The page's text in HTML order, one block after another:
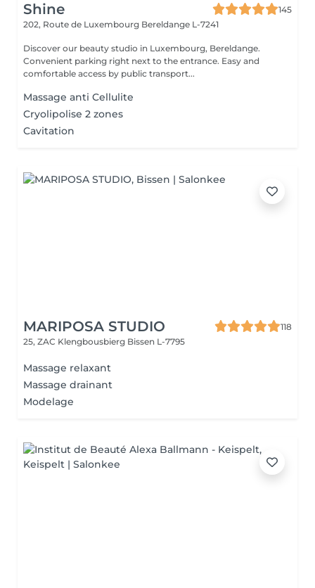
Shine
145
202, Route de Luxembourg Bereldange L-7241
Discover our beauty studio in Luxembourg, Bereldange.
Convenient parking right next to the entrance. Easy and
comfortable access by public transport...
Massage anti Cellulite
Cryolipolise 2 zones
Cavitation
MARIPOSA STUDIO
118
25, ZAC Klengbousbierg Bissen L-7795
Massage relaxant
Massage drainant
Modelage